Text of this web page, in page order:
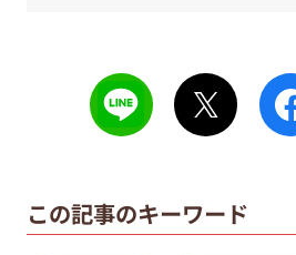
この記事のキーワード